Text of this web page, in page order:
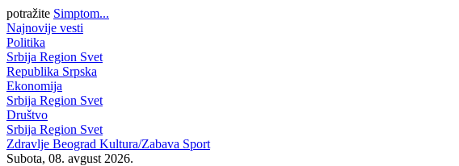
potražite Simptom...
Najnovije vesti
Politika
Srbija Region Svet
Republika Srpska
Ekonomija
Srbija Region Svet
Društvo
Srbija Region Svet
Zdravlje Beograd Kultura/Zabava Sport
Subota, 08. avgust 2026.